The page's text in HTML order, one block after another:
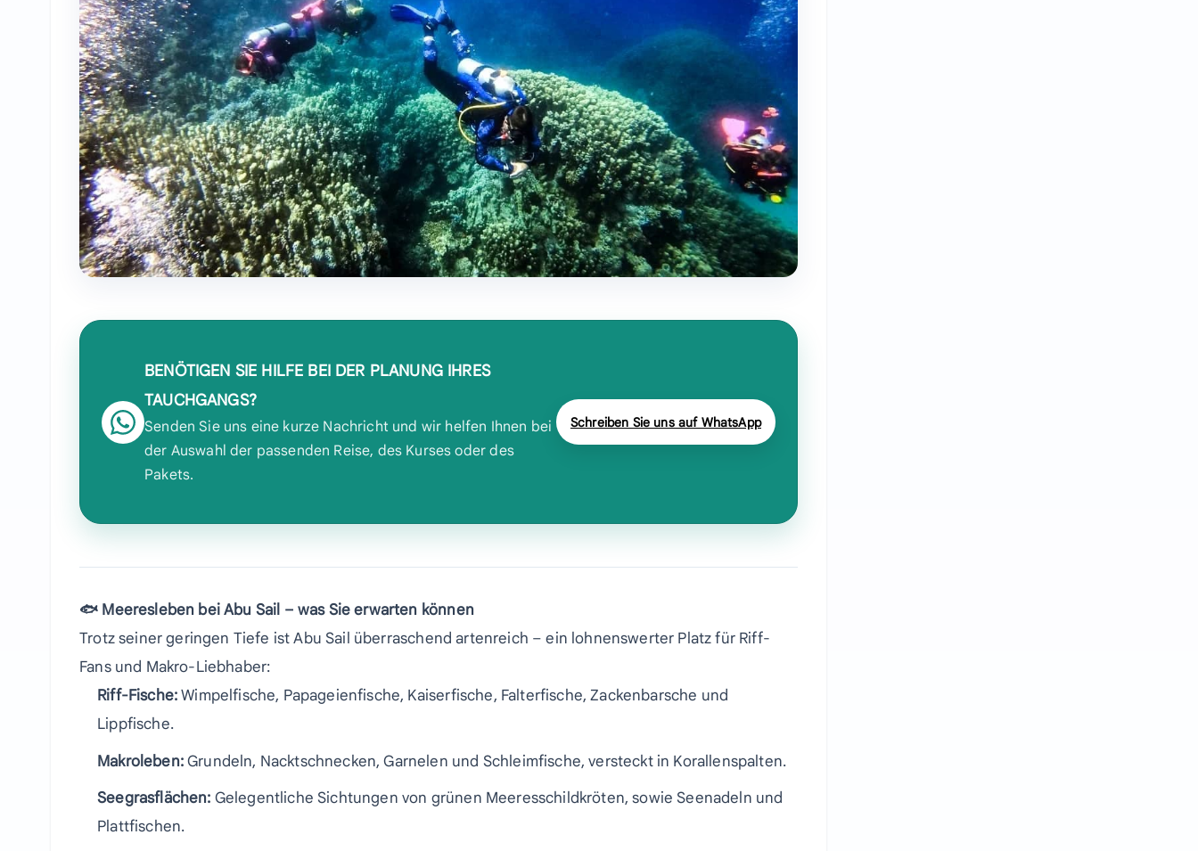
BENÖTIGEN SIE HILFE BEI DER PLANUNG IHRES
TAUCHGANGS?
Senden Sie uns eine kurze Nachricht und wir helfen Ihnen bei
der Auswahl der passenden Reise, des Kurses oder des
Pakets.
Schreiben Sie uns auf WhatsApp
🐟 Meeresleben bei Abu Sail – was Sie erwarten können
Trotz seiner geringen Tiefe ist Abu Sail überraschend artenreich – ein lohnenswerter Platz für Riff-
Fans und Makro-Liebhaber:
Riff-Fische:Wimpelfische, Papageienfische, Kaiserfische, Falterfische, Zackenbarsche und
Lippfische.
Makroleben:Grundeln, Nacktschnecken, Garnelen und Schleimfische, versteckt in Korallenspalten.
Seegrasflächen: Gelegentliche Sichtungen von grünen Meeresschildkröten, sowie Seenadeln und
Plattfischen.